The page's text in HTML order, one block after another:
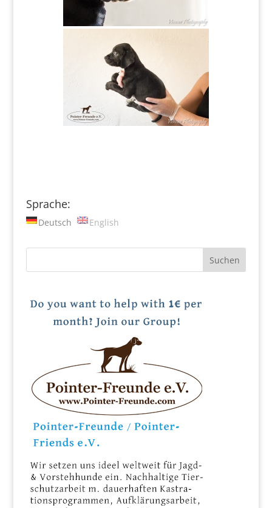
Sprache:
Deutsch English